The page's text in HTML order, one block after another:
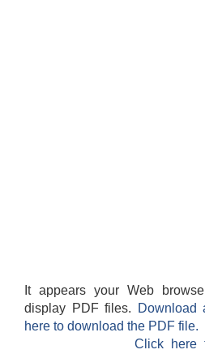
It appears your Web
display PDF files.
Download
here to download the PDF file.
Click here